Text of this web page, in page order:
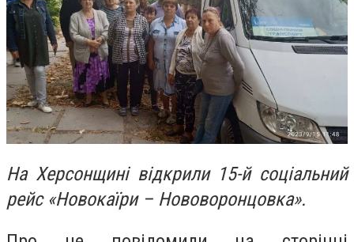
На Херсонщині відкрили 15-й соціальний
рейс «Новокаїри – Нововоронцовка».